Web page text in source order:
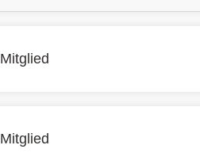
Mitglied
Mitglied